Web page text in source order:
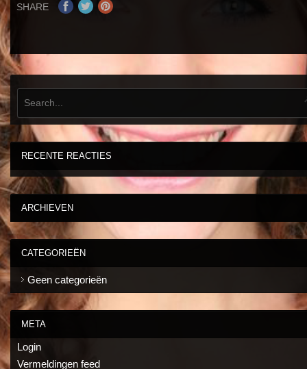
SHARE
RECENTE REACTIES
ARCHIEVEN
CATEGORIEËN
Geen categorieën
META
Login
Vermeldingen feed